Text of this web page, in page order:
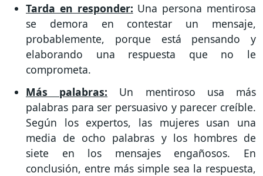
Tarda en responder: Una persona mentirosa
se demora en contestar un mensaje,
probablemente, porque está pensando y
elaborando una respuesta que no le
comprometa.
Más palabras: Un mentiroso usa más
palabras para ser persuasivo y parecer creíble.
Según los expertos, las mujeres usan una
media de ocho palabras y los hombres de
siete en los mensajes engañosos. En
conclusión, entre más simple sea la respuesta,